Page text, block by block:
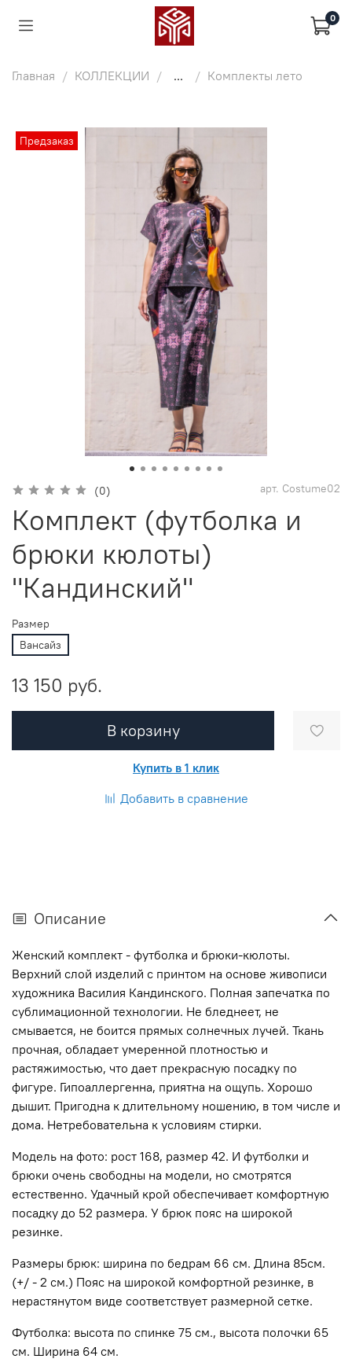
0
Главная КОЛЛЕКЦИИ ... Комплекты лето
Предзаказ
(0) арт. Costume02
Комплект (футболка и
брюки кюлоты)
"Кандинский"
Размер
Вансайз
13 150 руб.
В корзину
Купить в 1 клик
Добавить в сравнение
Описание
Женский комплект - футболка и брюки-кюлоты.
Верхний слой изделий с принтом на основе живописи
художника Василия Кандинского. Полная запечатка по
сублимационной технологии. Не бледнеет, не
смывается, не боится прямых солнечных лучей. Ткань
прочная, обладает умеренной плотностью и
растяжимостью, что дает прекрасную посадку по
фигуре. Гипоаллергенна, приятна на ощупь. Хорошо
дышит. Пригодна к длительному ношению, в том числе и
дома. Нетребовательна к условиям стирки.
Модель на фото: рост 168, размер 42. И футболки и
брюки очень свободны на модели, но смотрятся
естественно. Удачный крой обеспечивает комфортную
посадку до 52 размера. У брюк пояс на широкой
резинке.
Размеры брюк: ширина по бедрам 66 см. Длина 85см.
(+/ - 2 см.) Пояс на широкой комфортной резинке, в
нерастянутом виде соответствует размерной сетке.
Футболка: высота по спинке 75 см., высота полочки 65
см. Ширина 64 см.